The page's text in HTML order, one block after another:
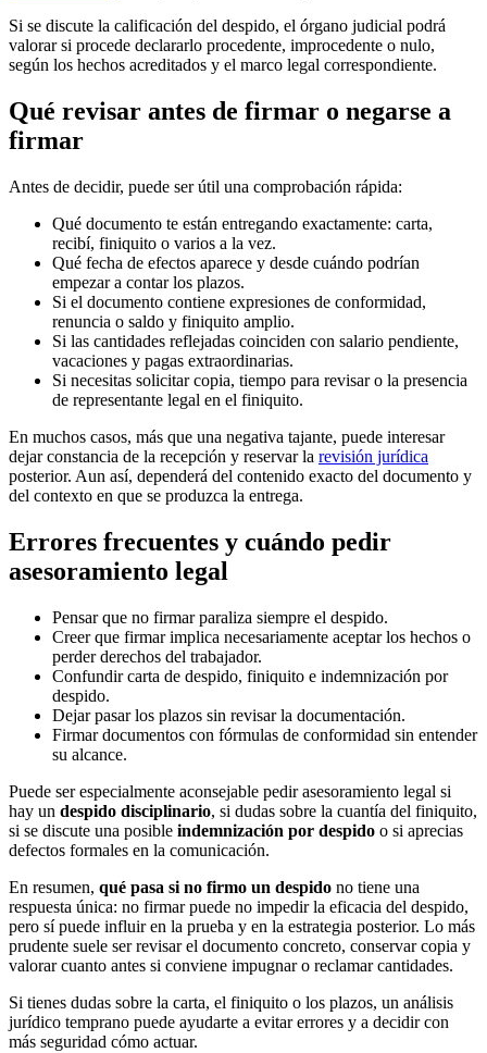
Si se discute la calificación del despido, el órgano judicial podrá
valorar si procede declararlo procedente, improcedente o nulo,
según los hechos acreditados y el marco legal correspondiente.
Qué revisar antes de firmar o negarse a
firmar
Antes de decidir, puede ser útil una comprobación rápida:
Qué documento te están entregando exactamente: carta,
recibí, finiquito o varios a la vez.
Qué fecha de efectos aparece y desde cuándo podrían
empezar a contar los plazos.
Si el documento contiene expresiones de conformidad,
renuncia o saldo y finiquito amplio.
Si las cantidades reflejadas coinciden con salario pendiente,
vacaciones y pagas extraordinarias.
Si necesitas solicitar copia, tiempo para revisar o la presencia
de representante legal en el finiquito.
En muchos casos, más que una negativa tajante, puede interesar
dejar constancia de la recepción y reservar la revisión jurídica
posterior. Aun así, dependerá del contenido exacto del documento y
del contexto en que se produzca la entrega.
Errores frecuentes y cuándo pedir
asesoramiento legal
Pensar que no firmar paraliza siempre el despido.
Creer que firmar implica necesariamente aceptar los hechos o
perder derechos del trabajador.
Confundir carta de despido, finiquito e indemnización por
despido.
Dejar pasar los plazos sin revisar la documentación.
Firmar documentos con fórmulas de conformidad sin entender
su alcance.
Puede ser especialmente aconsejable pedir asesoramiento legal si
hay un despido disciplinario, si dudas sobre la cuantía del finiquito,
si se discute una posible indemnización por despido o si aprecias
defectos formales en la comunicación.
En resumen, qué pasa si no firmo un despido no tiene una
respuesta única: no firmar puede no impedir la eficacia del despido,
pero sí puede influir en la prueba y en la estrategia posterior. Lo más
prudente suele ser revisar el documento concreto, conservar copia y
valorar cuanto antes si conviene impugnar o reclamar cantidades.
Si tienes dudas sobre la carta, el finiquito o los plazos, un análisis
jurídico temprano puede ayudarte a evitar errores y a decidir con
más seguridad cómo actuar.